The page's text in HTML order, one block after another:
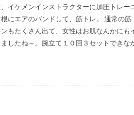
イケメンインストラクターに加圧トレ
にエアのバンドして、筋トレ。 通常の
もたくさん出て、女性はお肌なんかに
したね～。腕立て１０回３セットでき